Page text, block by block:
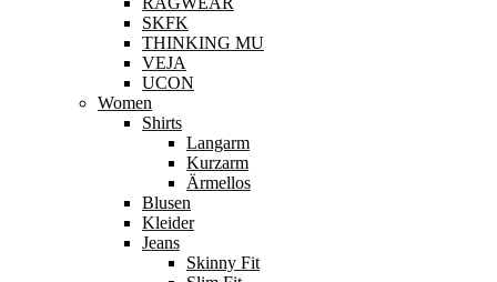
SKFK
THINKING MU
VEJA
UCON
Women
Shirts
Langarm
Kurzarm
Ärmellos
Blusen
Kleider
Jeans
Skinny Fit